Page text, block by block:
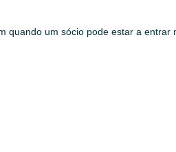
quando um sócio pode estar a entrar